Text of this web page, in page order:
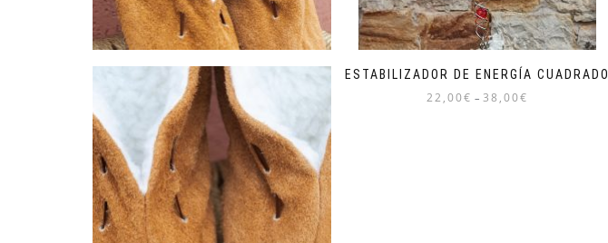
ESTABILIZADOR DE ENERGÍA CUADRADO
22,00€ – 38,00€